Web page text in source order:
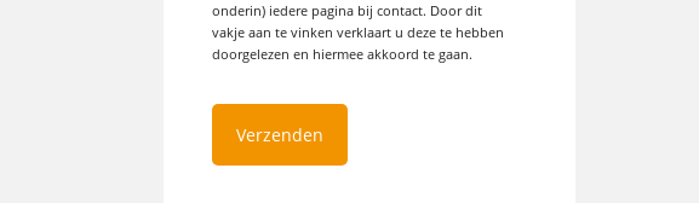
onderin) iedere pagina bij contact. Door dit
vakje aan te vinken verklaart u deze te hebben
doorgelezen en hiermee akkoord te gaan.